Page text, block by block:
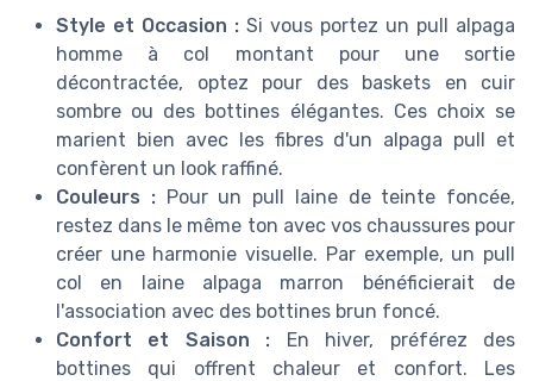
Style et Occasion : Si vous portez un pull alpaga
homme à col montant pour une sortie
décontractée, optez pour des baskets en cuir
sombre ou des bottines élégantes. Ces choix se
marient bien avec les fibres d'un alpaga pull et
confèrent un look raffiné.
Couleurs :Pour un pull laine de teinte foncée,
restez dans le même ton avec vos chaussures pour
créer une harmonie visuelle. Par exemple, un pull
col en laine alpaga marron bénéficierait de
l'association avec des bottines brun foncé.
Confort et Saison : En hiver, préférez des
bottines qui offrent chaleur et confort. Les